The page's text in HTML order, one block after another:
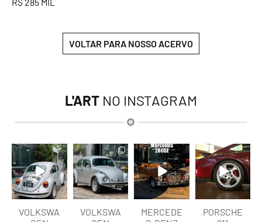
VOLTAR PARA NOSSO ACERVO
L'ART NO INSTAGRAM
lart.br
Ago 6
VOLKSWA
lart.br
Ago 6
VOLKSWA
lart.br
Ago 5
MERCEDE
lart.br
Ago 5
PORSCHE